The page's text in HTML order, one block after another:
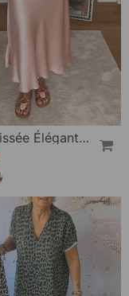
Jupe Plissée Élégante De Couleur Unie